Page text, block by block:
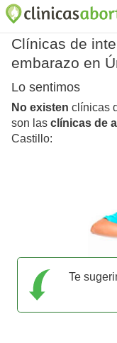
Clínicas de
embarazo en
Lo sentimos
No existen clínicas
son las clínicas de
Castillo:
Te